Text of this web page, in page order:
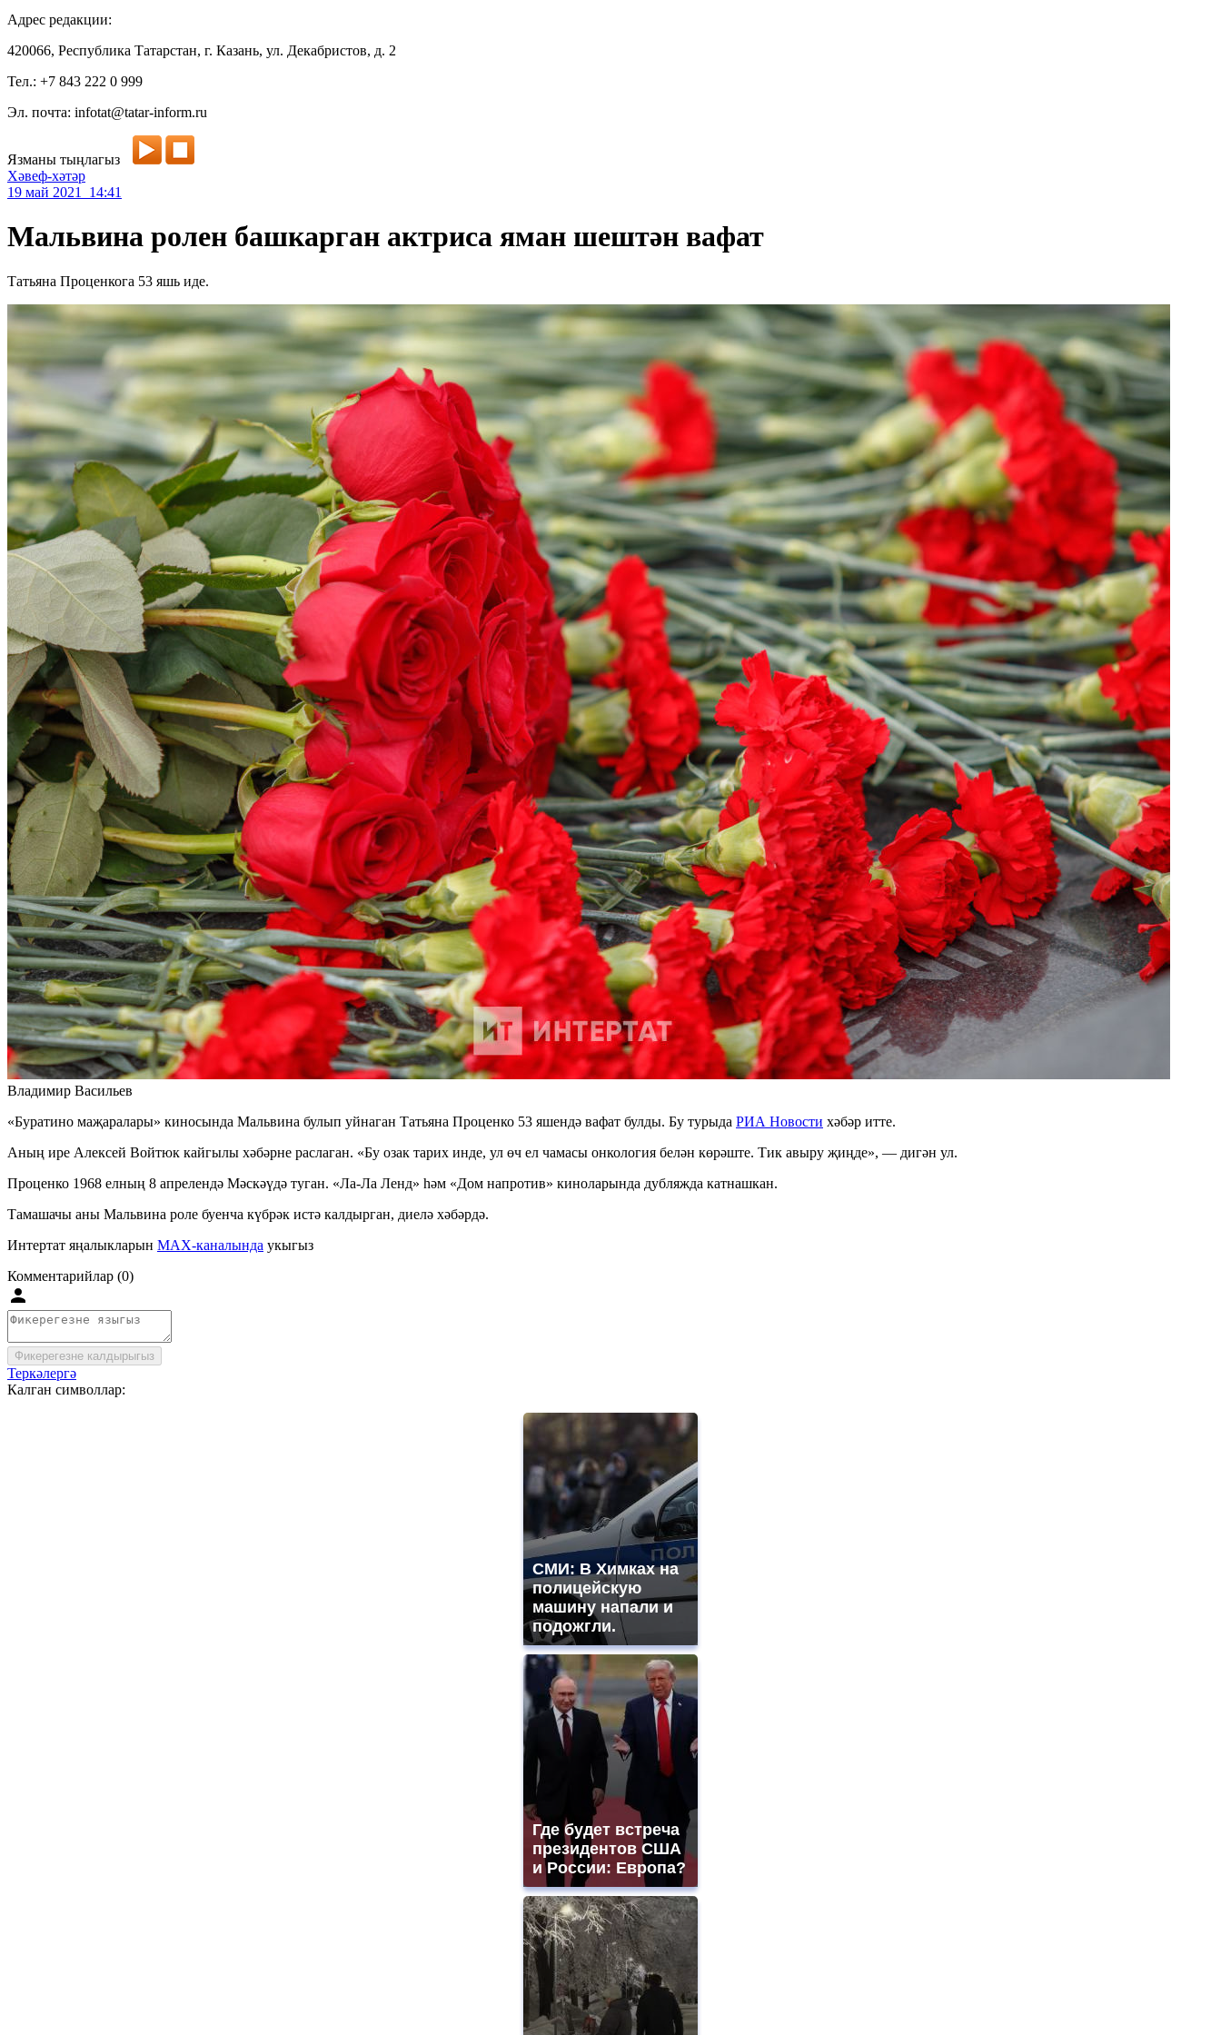
Адрес редакции:
420066, Республика Татарстан, г. Казань, ул. Декабристов, д. 2
Тел.: +7 843 222 0 999
Эл. почта: infotat@tatar-inform.ru
Язманы тыңлагыз
Хәвеф-хәтәр
19 май 2021 14:41
Мальвина ролен башкарган актриса яман шештән вафат
Татьяна Проценкога 53 яшь иде.
Владимир Васильев
«Буратино маҗаралары» киносында Мальвина булып уйнаган Татьяна Проценко 53 яшендә вафат булды. Бу турыда РИА Новости хәбәр итте.
Аның ире Алексей Войтюк кайгылы хәбәрне раслаган. «Бу озак тарих инде, ул өч ел чамасы онкология белән көрәште. Тик авыру җиңде», — дигән ул.
Проценко 1968 елның 8 апрелендә Мәскәүдә туган. «Ла-Ла Ленд» һәм «Дом напротив» киноларында дубляжда катнашкан.
Тамашачы аны Мальвина роле буенча күбрәк истә калдырган, диелә хәбәрдә.
Интертат яңалыкларын MAX-каналында укыгыз
Комментарийлар (0)
Фикерегезне калдырыгыз
Теркәлергә
Калган символлар:
СМИ: В Химках на
полицейскую
машину напали и
подожгли.
Где будет встреча
президентов США
и России: Европа?